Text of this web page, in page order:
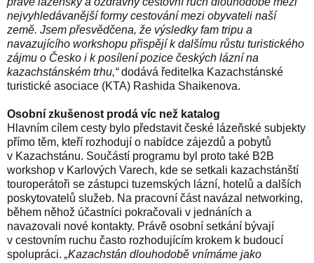
nejvyhledávanější formy cestování mezi obyvateli naší
země. Jsem přesvědčena, že výsledky fam tripu a
navazujícího workshopu přispějí k dalšímu růstu turistického
zájmu o Česko i k posílení pozice českých lázní na
kazachstánském trhu,“dodává ředitelka Kazachstánské
turistické asociace (KTA) Rashida Shaikenova.
Osobní zkušenost prodá víc než katalog
Hlavním cílem cesty bylo představit české lázeňské subjekty
přímo těm, kteří rozhodují o nabídce zájezdů a pobytů
v Kazachstánu. Součástí programu byl proto také B2B
workshop v Karlových Varech, kde se setkali kazachstánští
touroperátoři se zástupci tuzemských lázní, hotelů a dalších
poskytovatelů služeb. Na pracovní část navázal networking,
během něhož účastníci pokračovali v jednáních a
navazovali nové kontakty. Právě osobní setkání bývají
v cestovním ruchu často rozhodujícím krokem k budoucí
spolupráci. „Ka­zachstán dlouhodobě vnímáme jako